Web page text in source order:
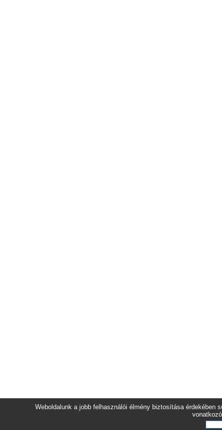
Weboldalunk a jobb felhasználói élmény biztosítása érdekében